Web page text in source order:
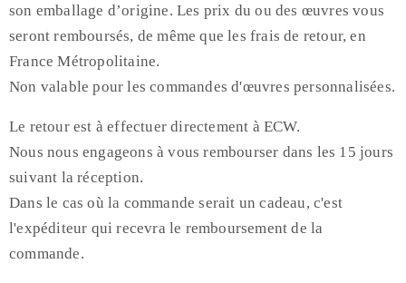
son emballage d’origine. Les prix du ou des œuvres vous
seront remboursés, de même que les frais de retour, en
France Métropolitaine.
Non valable pour les commandes d'œuvres personnalisées.
Le retour est à effectuer directement à ECW.
Nous nous engageons à vous rembourser dans les 15 jours
suivant la réception.
Dans le cas où la commande serait un cadeau, c'est
l'expéditeur qui recevra le remboursement de la
commande.